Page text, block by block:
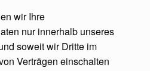
wir Ihre
nur innerhalb unseres
soweit wir Dritte im
Verträgen einschalten